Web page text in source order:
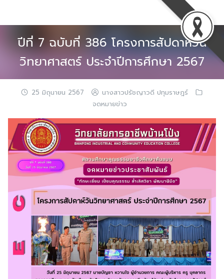
ปีที่ 7 ฉบับที่ 386 โครงการสัปดาห์วัน
วิทยาศาสตร์ ประจำปีการศึกษา 2567
25 มิถุนายน 2567
นางสาวปรัชญาวดี ปทุมราษฎร์
จดหมายข่าว